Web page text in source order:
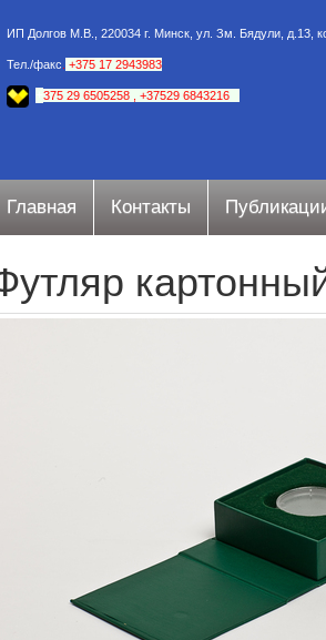
ИП Долгов М.В., 220034 г. Минск, ул. Зм. Бядули, д.13,
Тел./факс +375 17 2943983
375 29 6505258 +37529 6843216
Главная Контакты